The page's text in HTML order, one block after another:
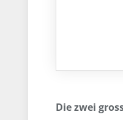
Die zwei